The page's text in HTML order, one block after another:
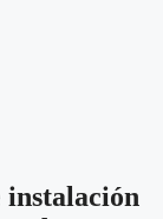
instalación